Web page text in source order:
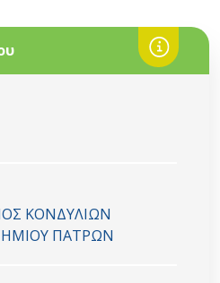
ΚΟΝΔΥΛΙΩΝ
ΠΑΤΡΩΝ